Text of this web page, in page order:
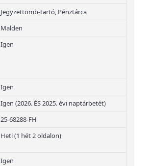
Jegyzettömb-tartó, Pénztárca
Malden
Igen
Igen
Igen (2026. ÉS 2025. évi naptárbetét)
25-68288-FH
Heti (1 hét 2 oldalon)
Igen